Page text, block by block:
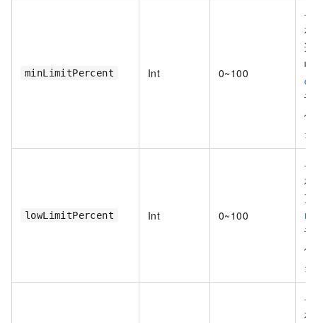
minLimitPercent Int 0~100
单
相
适
收
计
例
当
lowLimitPercent Int 0~100
单
相
更
计
例
当
单
相